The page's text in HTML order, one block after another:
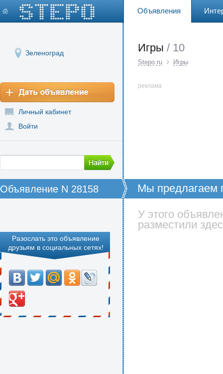
Объявления
Зеленоград
Личный кабинет
Войти
Игры / 10
Stepo.ru Игры
реклама
Объявление N 28158
Мы предлагаем
XBOX-360 в г,
информация
Разослать это объявление
друзьям в социальных сетях!
У этого
разместили